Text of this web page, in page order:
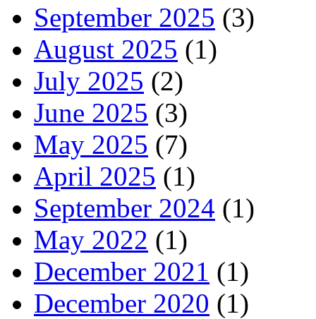
September 2025 (3)
August 2025 (1)
July 2025 (2)
June 2025 (3)
May 2025 (7)
April 2025 (1)
September 2024 (1)
May 2022 (1)
December 2021 (1)
December 2020 (1)